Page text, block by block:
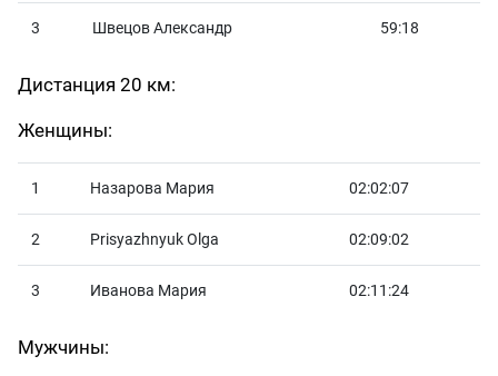
3 Швецов Александр 59:18
Дистанция 20 км:
Женщины:
1 Назарова Мария 02:02:07
2 Prisyazhnyuk Olga 02:09:02
3 Иванова Мария 02:11:24
Мужчины: